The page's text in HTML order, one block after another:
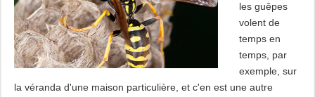
les guêpes
volent de
temps en
temps, par
exemple, sur
la véranda d'une maison particulière, et c'en est une autre